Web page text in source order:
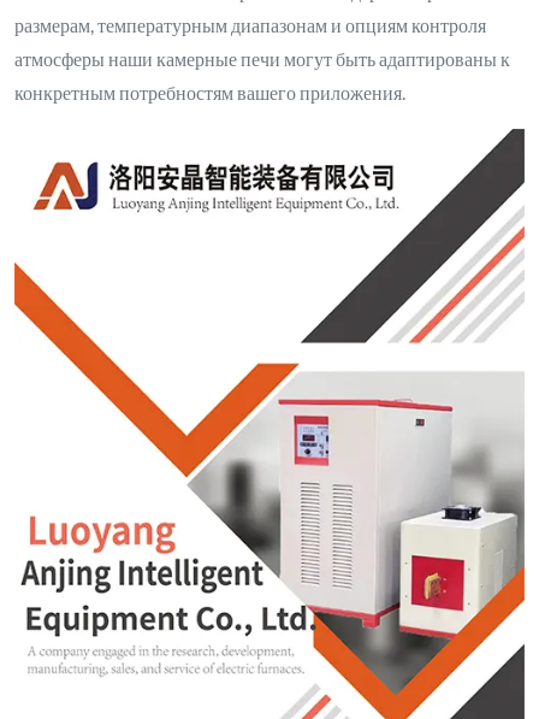
размерам, температурным диапазонам и опциям контроля
атмосферы наши камерные печи могут быть адаптированы к
конкретным потребностям вашего приложения.